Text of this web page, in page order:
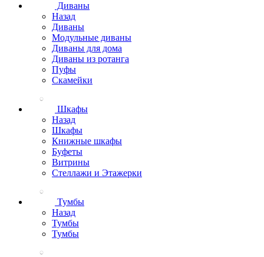
Диваны
Назад
Диваны
Модульные диваны
Диваны для дома
Диваны из ротанга
Пуфы
Скамейки
Шкафы
Назад
Шкафы
Книжные шкафы
Буфеты
Витрины
Стеллажи и Этажерки
Тумбы
Назад
Тумбы
Тумбы